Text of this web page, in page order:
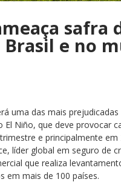
safra
Brasil e no
uma das mais
Niño, que deve provocar
e principalmente em
líder global em seguro de
que realiza
em mais de 100 países.